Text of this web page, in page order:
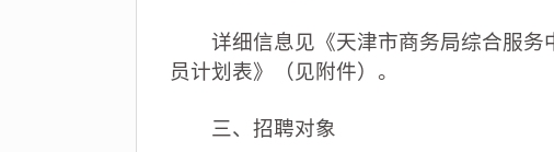
详细信息见《天津市商务局综合服务
员计划表》（见附件）。
三、招聘对象